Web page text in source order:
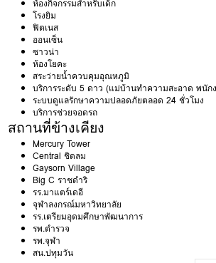
ห้องกิจกรรมสำหรับเด็ก
โรงยิม
ฟิตเนส
ออนเซ็น
ซาวน่า
ห้องโยคะ
สระว่ายน้ำควบคุมอุณหภูมิ
บริการระดับ 5 ดาว (แม่บ้านทำความสะอาด พนัก
ระบบดูแลรักษาความปลอดภัยตลอด 24 ชั่วโมง
บริการช่วยจอดรถ
สถานที่ข้างเคียง
Mercury Tower
Central ชิดลม
Gaysorn Village
Big C ราชดำริ
รร.มาแตร์เดอี
จุฬาลงกรณ์มหาวิทยาลัย
รร.เตรียมอุดมศึกษาพัฒนาการ
รพ.ตำรวจ
รพ.จุฬา
สน.ปทุมวัน